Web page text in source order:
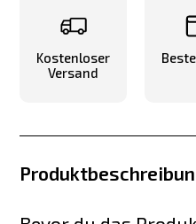
Kostenloser
Versand